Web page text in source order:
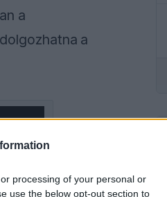
processing of your personal or
use the below opt-out section to
a
a